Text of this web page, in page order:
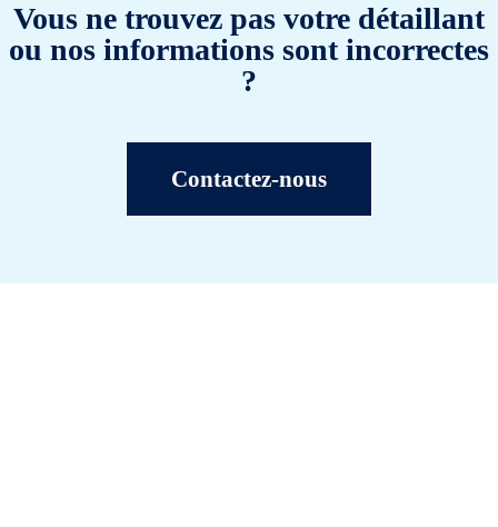
Vous ne trouvez pas votre détaillant
ou nos informations sont incorrectes
?
Contactez-nous